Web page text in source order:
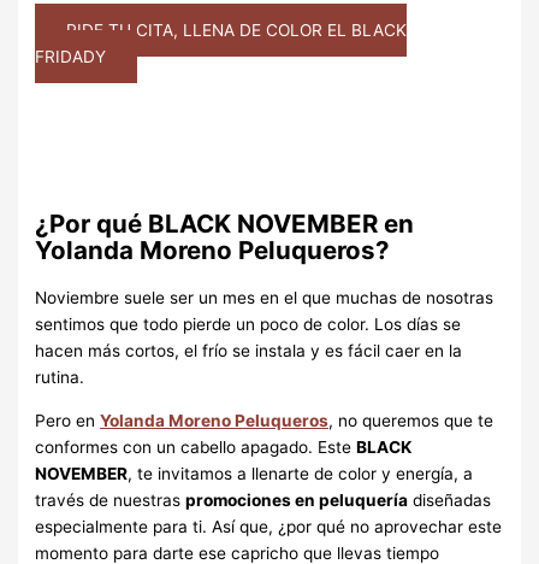
PIDE TU CITA, LLENA DE COLOR EL BLACK
FRIDADY
¿Por qué BLACK NOVEMBER en
Yolanda Moreno Peluqueros?
Noviembre suele ser un mes en el que muchas de nosotras
sentimos que todo pierde un poco de color. Los días se
hacen más cortos, el frío se instala y es fácil caer en la
rutina.
Pero enYolanda Moreno Peluqueros, no queremos que te
conformes con un cabello apagado. EsteBLACK
NOVEMBER, te invitamos a llenarte de color y energía, a
través de nuestraspromociones en peluquería diseñadas
especialmente para ti. Así que, ¿por qué no aprovechar este
momento para darte ese capricho que llevas tiempo